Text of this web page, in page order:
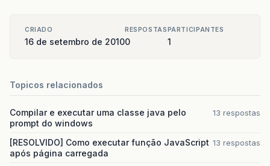
CRIADO
16 de setembro de 2010
RESPOSTAS
0
PARTICIPANTES
1
Topicos relacionados
Compilar e executar uma classe java pelo
prompt do windows
13 respostas
[RESOLVIDO] Como executar função JavaScript
após página carregada
13 respostas